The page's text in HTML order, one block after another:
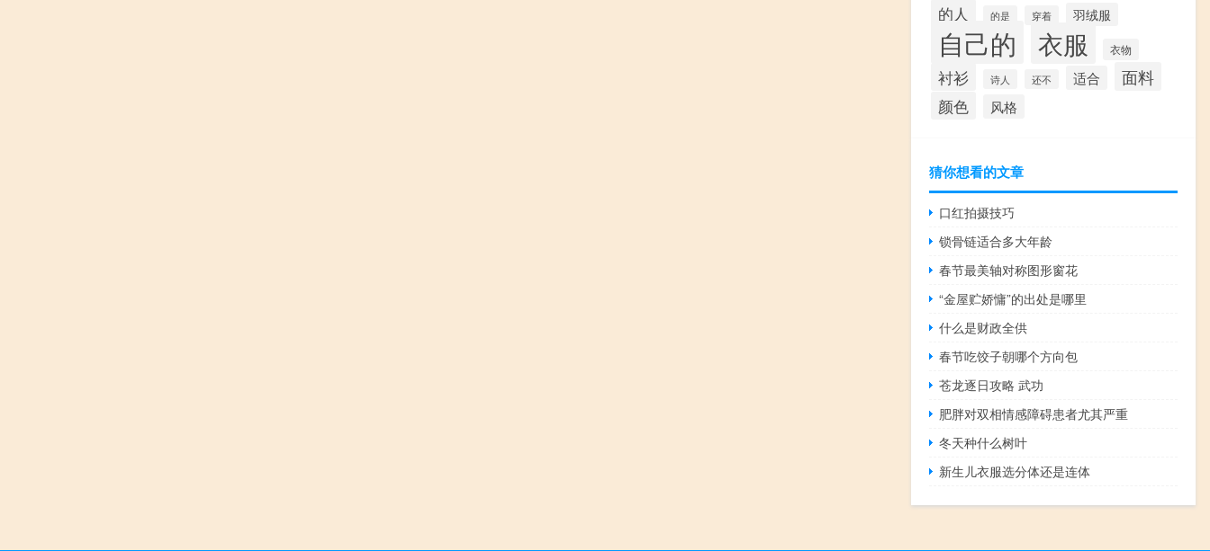
的人 的是 穿着 羽绒服
自己的 衣服 衣物
衬衫 诗人 还不 适合 面料
颜色 风格
猜你想看的文章
口红拍摄技巧
锁骨链适合多大年龄
春节最美轴对称图形窗花
“金屋贮娇慵”的出处是哪里
什么是财政全供
春节吃饺子朝哪个方向包
苍龙逐日攻略 武功
肥胖对双相情感障碍患者尤其严重
冬天种什么树叶
新生儿衣服选分体还是连体